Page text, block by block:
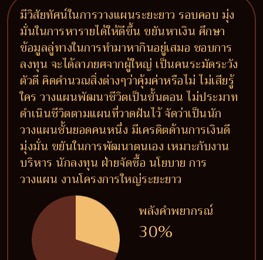
มีวิสัยทัศน์ในการวางแผนระยะยาว รอบคอบ มุ่ง
มั่นในการหารายได้ให้ดีขึ้น ขยันหาเงิน ศึกษา
ข้อมูลลู่ทางในการทำมาหากินอยู่เสมอ ชอบการ
ลงทุน จะได้ลาภยศจากผู้ใหญ่ เป็นคนระมัดระวัง
ตัวดี คิดคำนวณสิ่งต่างๆว่าคุ้มค่าหรือไม่ ไม่เสียรู้
ใคร วางแผนพัฒนาชีวิตเป็นขั้นตอน ไม่ประมาท
ดำเนินชีวิตตามแผนที่วาดฝันไว้ จัดว่าเป็นนัก
วางแผนชั้นยอดคนหนึ่ง มีเครดิตด้านการเงินดี
มุ่งมั่น ขยันในการพัฒนาตนเอง เหมาะกับงาน
บริหาร นักลงทุน ฝ่ายจัดซื้อ นโยบาย การ
วางแผน งานโครงการใหญ่ระยะยาว
พลังคำพยากรณ์
30%